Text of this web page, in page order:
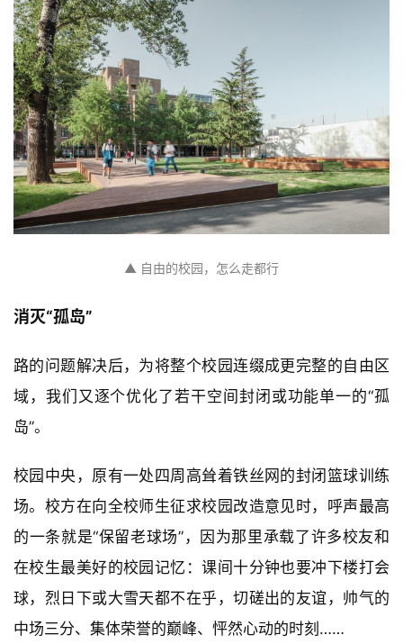
▲ 自由的校园，怎么走都行
消灭“孤岛”
路的问题解决后，为将整个校园连缀成更完整的自由区
域，我们又逐个优化了若干空间封闭或功能单一的“孤
岛”。
校园中央，原有一处四周高耸着铁丝网的封闭篮球训练
场。校方在向全校师生征求校园改造意见时，呼声最高
的一条就是“保留老球场”，因为那里承载了许多校友和
在校生最美好的校园记忆：课间十分钟也要冲下楼打会
球，烈日下或大雪天都不在乎，切磋出的友谊，帅气的
中场三分、集体荣誉的巅峰、怦然心动的时刻……